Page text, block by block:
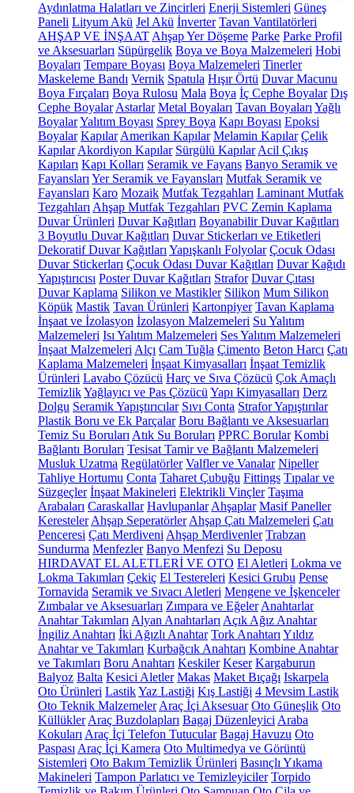
Aydınlatma Halatları ve Zincirleri Enerji Sistemleri Güneş
Paneli Lityum Akü Jel Akü İnverter Tavan Vantilatörleri
AHŞAP VE İNŞAAT Ahşap Yer Döşeme Parke Parke Profil
ve Aksesuarları Süpürgelik Boya ve Boya Malzemeleri Hobi
Boyaları Tempare Boyası Boya Malzemeleri Tinerler
Maskeleme Bandı Vernik Spatula Hışır Örtü Duvar Macunu
Boya Fırçaları Boya Rulosu Mala Boya İç Cephe Boyalar Dış
Cephe Boyalar Astarlar Metal Boyaları Tavan Boyaları Yağlı
BoyalarYalıtım Boyası Sprey Boya Kapı Boyası Epoksi
Boyalar Kapılar Amerikan Kapılar Melamin Kapılar Çelik
Kapılar Akordiyon Kapılar Sürgülü Kapılar Acil Çıkış
Kapıları Kapı Kolları Seramik ve Fayans Banyo Seramik ve
Fayansları Yer Seramik ve Fayansları Mutfak Seramik ve
Fayansları Karo Mozaik Mutfak Tezgahları Laminant Mutfak
Tezgahları Ahşap Mutfak Tezgahları PVC Zemin Kaplama
Duvar Ürünleri Duvar Kağıtları Boyanabilir Duvar Kağıtları
3 Boyutlu Duvar Kağıtları Duvar Stickerları ve Etiketleri
Dekoratif Duvar Kağıtları Yapışkanlı Folyolar Çocuk Odası
Duvar Stickerları Çocuk Odası Duvar Kağıtları Duvar Kağıdı
Yapıştırıcısı Poster Duvar Kağıtları Strafor Duvar Çıtası
Duvar Kaplama Silikon ve Mastikler Silikon Mum Silikon
Köpük Mastik Tavan Ürünleri Kartonpiyer Tavan Kaplama
İnşaat ve İzolasyon İzolasyon Malzemeleri Su Yalıtım
Malzemeleri Isı Yalıtım Malzemeleri Ses Yalıtım Malzemeleri
İnşaat Malzemeleri Alçı Cam Tuğla Çimento Beton Harcı Çatı
Kaplama Malzemeleri İnşaat Kimyasalları İnşaat Temizlik
Ürünleri Lavabo Çözücü Harç ve Sıva Çözücü Çok Amaçlı
TemizlikYağlayıcı ve Pas Çözücü Yapı Kimyasalları Derz
Dolgu Seramik Yapıştırıcılar Sıvı Conta Strafor Yapıştırılar
Plastik Boru ve Ek Parçalar Boru Bağlantı ve Aksesuarları
Temiz Su Boruları Atık Su Boruları PPRC Borular Kombi
Bağlantı Boruları Tesisat Tamir ve Bağlantı Malzemeleri
Musluk Uzatma Regülatörler Valfler ve Vanalar Nipeller
Tahliye Hortumu Conta Taharet Çubuğu Fittings Tıpalar ve
Süzgeçler İnşaat Makineleri Elektrikli Vinçler Taşıma
Arabaları Caraskallar Havlupanlar Ahşaplar Masif Paneller
Keresteler Ahşap Seperatörler Ahşap Çatı Malzemeleri Çatı
Penceresi Çatı Merdiveni Ahşap Merdivenler Trabzan
Sundurma Menfezler Banyo Menfezi Su Deposu
HIRDAVAT EL ALETLERİ VE OTO El Aletleri Lokma ve
Lokma Takımları Çekiç El Testereleri Kesici Grubu Pense
Tornavida Seramik ve Sıvacı Aletleri Mengene ve İşkenceler
Zımbalar ve Aksesuarları Zımpara ve Eğeler Anahtarlar
Anahtar Takımları Alyan Anahtarları Açık Ağız Anahtar
İngiliz Anahtarı İki Ağızlı Anahtar Tork Anahtarı Yıldız
Anahtar ve Takımları Kurbağcık Anahtarı Kombine Anahtar
ve Takımları Boru Anahtarı Keskiler Keser Kargaburun
Balyoz Balta Kesici Aletler Makas Maket Bıçağı Iskarpela
Oto Ürünleri LastikYaz Lastiği Kış Lastiği 4 Mevsim Lastik
Oto Teknik Malzemeler Araç İçi Aksesuar Oto Güneşlik Oto
Küllükler Araç Buzdolapları Bagaj Düzenleyici Araba
Kokuları Araç İçi Telefon Tutucular Bagaj Havuzu Oto
Paspası Araç İçi Kamera Oto Multimedya ve Görüntü
Sistemleri Oto Bakım Temizlik Ürünleri Basınçlı Yıkama
Makineleri Tampon Parlatıcı ve Temizleyiciler Torpido